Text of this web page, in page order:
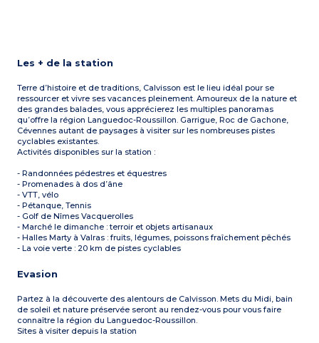
Les + de la station
Terre d’histoire et de traditions, Calvisson est le lieu idéal pour se
ressourcer et vivre ses vacances pleinement. Amoureux de la nature et
des grandes balades, vous apprécierez les multiples panoramas
qu’offre la région Languedoc-Roussillon. Garrigue, Roc de Gachone,
Cévennes autant de paysages à visiter sur les nombreuses pistes
cyclables existantes.
Activités disponibles sur la station :
- Randonnées pédestres et équestres
- Promenades à dos d’âne
- VTT, vélo
- Pétanque, Tennis
- Golf de Nîmes Vacquerolles
- Marché le dimanche : terroir et objets artisanaux
- Halles Marty à Valras : fruits, légumes, poissons fraîchement pêchés
- La voie verte : 20 km de pistes cyclables
Evasion
Partez à la découverte des alentours de Calvisson. Mets du Midi, bain
de soleil et nature préservée seront au rendez-vous pour vous faire
connaître la région du Languedoc-Roussillon.
Sites à visiter depuis la station